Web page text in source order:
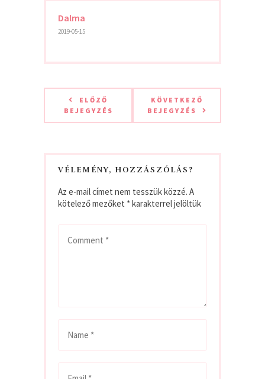
Dalma
2019-05-15
ELŐZŐ
BEJEGYZÉS
KÖVETKEZŐ
BEJEGYZÉS
VÉLEMÉNY, HOZZÁSZÓLÁS?
Az e-mail címet nem tesszük közzé. A
kötelező mezőket *karakterrel jelöltük